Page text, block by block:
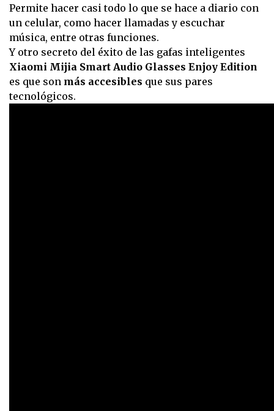
Permite hacer casi todo lo que se hace a diario con
un celular, como hacer llamadas y escuchar
música, entre otras funciones.
Y otro secreto del éxito de las gafas inteligentes
Xiaomi Mijia Smart Audio Glasses Enjoy Edition
es que son más accesibles que sus pares
tecnológicos.